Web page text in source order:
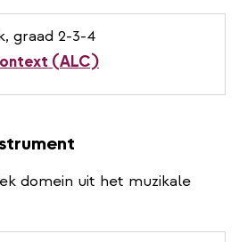
graad 2-3-4
(ALC)
domein uit het muzikale